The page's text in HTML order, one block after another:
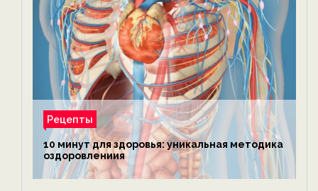
Рецепты
10 минут для здоровья: уникальная методика
оздоровлениия